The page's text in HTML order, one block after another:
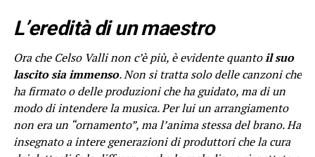
L’eredità di un maestro
Ora che Celso Valli non c’è più, è evidente quantoil suo
lascito sia immenso. Non si tratta solo delle canzoni che
ha firmato o delle produzioni che ha guidato, ma di un
modo di intendere la musica. Per lui un arrangiamento
non era un “ornamento”, ma l’anima stessa del brano. Ha
insegnato a intere generazioni di produttori che la cura